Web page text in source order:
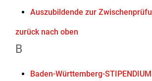
Auszubildende zur
zurück nach oben
B
Baden-Württemberg-